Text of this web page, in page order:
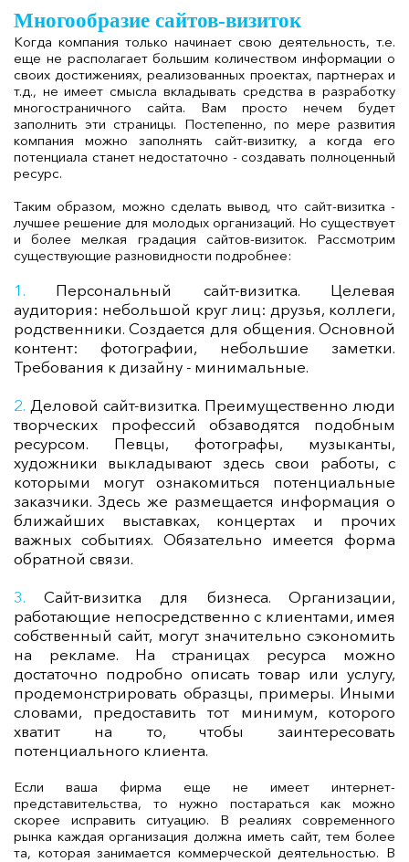
Многообразие сайтов-визиток
Когда компания только начинает свою деятельность, т.е.
еще не располагает большим количеством информации о
своих достижениях, реализованных проектах, партнерах и
т.д., не имеет смысла вкладывать средства в разработку
многостраничного сайта. Вам просто нечем будет
заполнить эти страницы. Постепенно, по мере развития
компания можно заполнять сайт-визитку, а когда его
потенциала станет недостаточно - создавать полноценный
ресурс.
Таким образом, можно сделать вывод, что сайт-визитка -
лучшее решение для молодых организаций. Но существует
и более мелкая градация сайтов-визиток. Рассмотрим
существующие разновидности подробнее:
Персональный сайт-визитка. Целевая
аудитория: небольшой круг лиц: друзья, коллеги,
родственники. Создается для общения. Основной
контент: фотографии, небольшие заметки.
Требования к дизайну - минимальные.
Деловой сайт-визитка. Преимущественно люди
творческих профессий обзаводятся подобным
ресурсом. Певцы, фотографы, музыканты,
художники выкладывают здесь свои работы, с
которыми могут ознакомиться потенциальные
заказчики. Здесь же размещается информация о
ближайших выставках, концертах и прочих
важных событиях. Обязательно имеется форма
обратной связи.
Сайт-визитка для бизнеса. Организации,
работающие непосредственно с клиентами, имея
собственный сайт, могут значительно сэкономить
на рекламе. На страницах ресурса можно
достаточно подробно описать товар или услугу,
продемонстрировать образцы, примеры. Иными
словами, предоставить тот минимум, которого
хватит на то, чтобы заинтересовать
потенциального клиента.
Если ваша фирма еще не имеет интернет-
представительства, то нужно постараться как можно
скорее исправить ситуацию. В реалиях современного
рынка каждая организация должна иметь сайт, тем более
та, которая занимается коммерческой деятельностью. В